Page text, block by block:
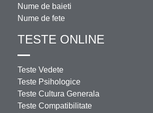
Nume de baieti
Nume de fete
TESTE ONLINE
Teste Vedete
Teste Psihologice
Teste Cultura Generala
Teste Compatibilitate